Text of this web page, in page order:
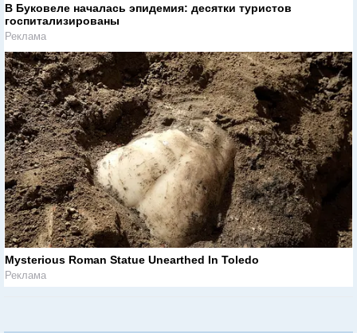
В Буковеле началась эпидемия: десятки туристов
госпитализированы
Реклама
Mysterious Roman Statue Unearthed In Toledo
Реклама